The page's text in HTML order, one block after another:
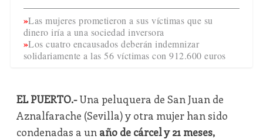
Las mujeres prometieron a sus víctimas que su
dinero iría a una sociedad inversora
Los cuatro encausados deberán indemnizar
solidariamente a las 56 víctimas con 912.600 euros
EL PUERTO.-Una peluquera de San Juan de
Aznalfarache (Sevilla) y otra mujer han sido
condenadas a un año de cárcel y 21 meses,